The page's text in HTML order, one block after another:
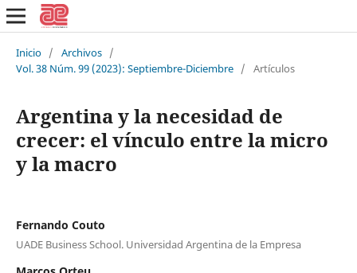
Inicio / Archivos /
Vol. 38 Núm. 99 (2023): Septiembre-Diciembre / Artículos
Argentina y la necesidad de
crecer: el vínculo entre la micro
y la macro
Fernando Couto
UADE Business School. Universidad Argentina de la Empresa